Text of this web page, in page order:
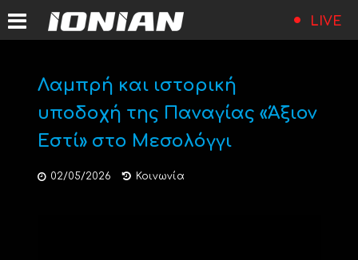
LIVE
Λαμπρή και ιστορική
υποδοχή της Παναγίας «Άξιον
Εστί» στο Μεσολόγγι
02/05/2026 Κοινωνία